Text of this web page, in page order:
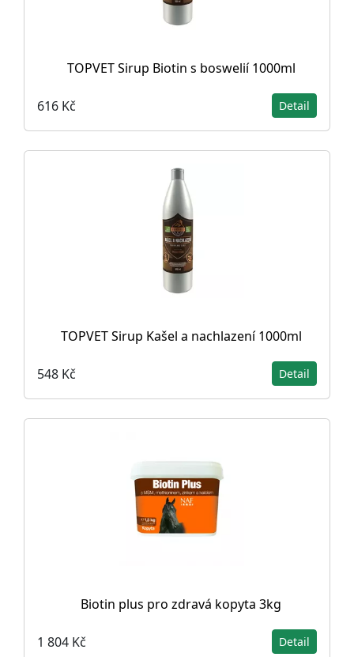
TOPVET Sirup Biotin s boswelií 1000ml
616 Kč Detail
TOPVET Sirup Kašel a nachlazení 1000ml
548 Kč Detail
Biotin plus pro zdravá kopyta 3kg
1 804 Kč Detail